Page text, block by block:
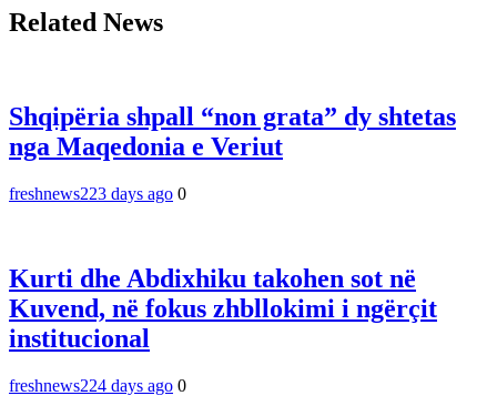
Related News
Shqipëria shpall “non grata” dy shtetas
nga Maqedonia e Veriut
freshnews223 days ago 0
Kurti dhe Abdixhiku takohen sot në
Kuvend, në fokus zhbllokimi i ngërçit
institucional
freshnews224 days ago 0